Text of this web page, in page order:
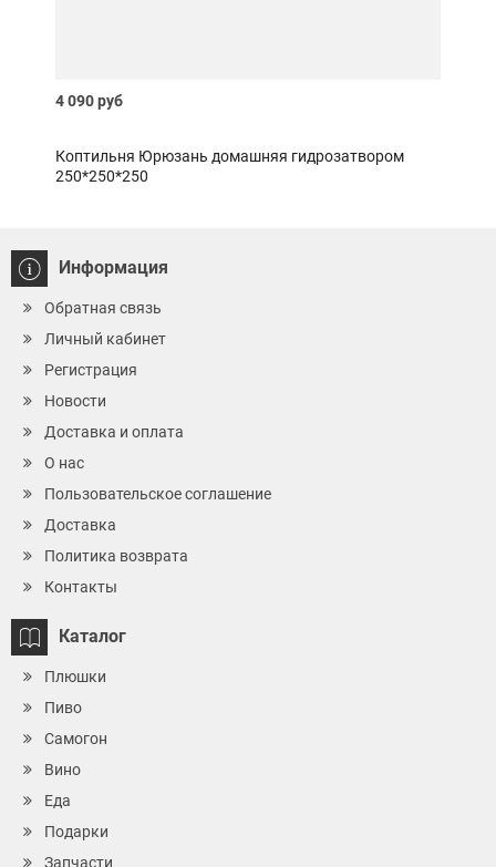
4 090 руб
Коптильня Юрюзань домашняя гидрозатвором
250*250*250
Информация
Обратная связь
Личный кабинет
Регистрация
Новости
Доставка и оплата
О нас
Пользовательское соглашение
Доставка
Политика возврата
Контакты
Каталог
Плюшки
Пиво
Самогон
Вино
Еда
Подарки
Запчасти